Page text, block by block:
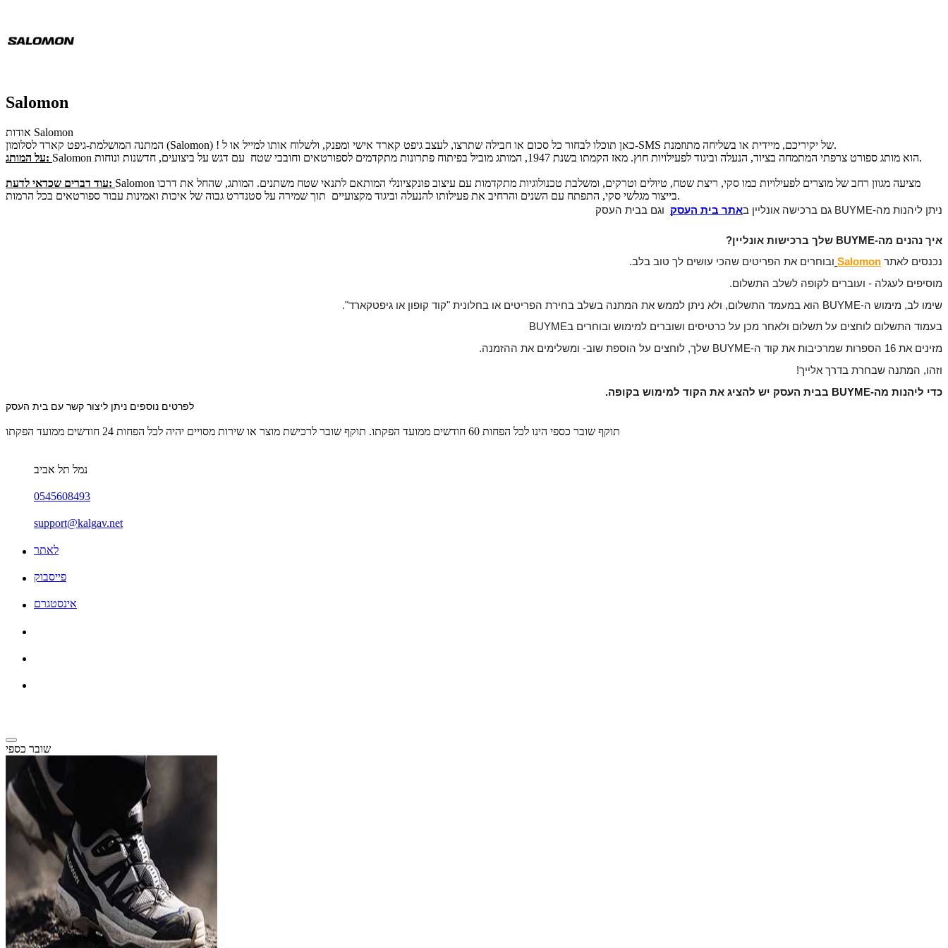
Salomon
אודות Salomon
המתנה המושלמת-גיפט קארד לסלומון (Salomon) ! כאן תוכלו לבחור כל סכום או חבילה שתרצו, לעצב גיפט קארד אישי ומפנק, ולשלוח אותו למייל או ל-SMS של יקיריכם, מיידית או בשליחה מתוזמנת.
על המותג:
Salomon הוא מותג ספורט צרפתי המתמחה בציוד, הנעלה וביגוד לפעילויות חוץ. מאז הקמתו בשנת 1947, המותג מוביל בפיתוח פתרונות מתקדמים לספורטאים וחובבי שטח עם דגש על ביצועים, חדשנות ונוחות.
עוד דברים שכדאי לדעת: Salomon מציעה מגוון רחב של מוצרים לפעילויות כמו סקי, ריצת שטח, טיולים וטרקים, ומשלבת טכנולוגיות מתקדמות עם עיצוב פונקציונלי המותאם לתנאי שטח משתנים. המותג, שהחל את דרכו
בייצור מגלשי סקי, התפתח עם השנים והרחיב את פעילותו להנעלה וביגוד מקצועיים תוך שמירה על סטנדרט גבוה של איכות ואמינות עבור ספורטאים בכל הרמות.
ניתן ליהנות מה-BUYME גם ברכישה אונליין ב אתר בית העסק וגם בבית העסק
איך נהנים מה-BUYME שלך ברכישות אונליין?
נכנסים לאתר Salomon ובוחרים את הפריטים שהכי עושים לך טוב בלב.
מוסיפים לעגלה - ועוברים לקופה לשלב התשלום.
שימו לב, מימוש ה-BUYME הוא במעמד התשלום, ולא ניתן לממש את המתנה בשלב בחירת הפריטים או בחלונית "קוד קופון או גיפטקארד".
בעמוד התשלום לוחצים על תשלום ולאחר מכן על כרטיסים ושוברים למימוש ובוחרים בBUYME
מזינים את 16 הספרות שמרכיבות את קוד ה-BUYME שלך, לוחצים על הוספת שוב-
ומשלימים את ההזמנה.
וזהו, המתנה שבחרת בדרך אלייך!
כדי ליהנות מה-BUYME בבית העסק יש להציג את הקוד למימוש בקופה.
תוקף שובר כספי הינו לכל הפחות 60 חודשים ממועד הפקתו. תוקף שובר לרכישת מוצר או שירות מסויים יהיה לכל הפחות 24 חודשים ממועד הפקתו
נמל תל אביב
0545608493
support@kalgav.net
לאתר
פייסבוק
אינסטגרם
שובר כספי